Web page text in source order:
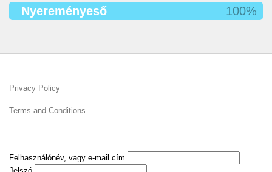
Nyereményeső 100%
Privacy Policy
Terms and Conditions
Felhasználónév, vagy e-mail cím